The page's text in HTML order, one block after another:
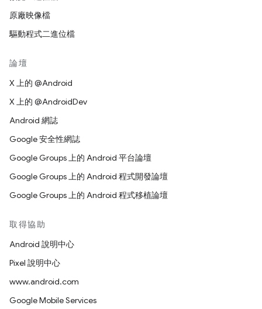
原廠映像檔
驅動程式二進位檔
論壇
X 上的 @Android
X 上的 @AndroidDev
Android 網誌
Google 安全性網誌
Google Groups 上的 Android 平台論壇
Google Groups 上的 Android 程式開發論壇
Google Groups 上的 Android 程式移植論壇
取得協助
Android 說明中心
Pixel 說明中心
www.android.com
Google Mobile Services